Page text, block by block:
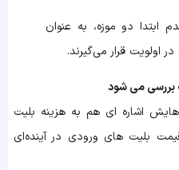
ابتدا دو موزه، به عنوان
اولویت قرار می‌گیرند.
بررسی می شود
اشاره ای هم به هزینه بلیت
بلیت های ورودی در آینده‌ای